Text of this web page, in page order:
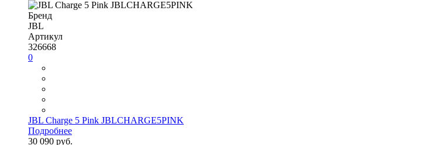
Бренд
JBL
Артикул
326668
0
JBL Charge 5 Pink JBLCHARGE5PINK
Подробнее
30 090 руб.